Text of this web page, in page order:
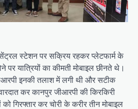
स्टेशन पर सक्रिय रहकर प्लेटफार्म के
पर यात्रियों का कीमती मोबाइल छीनते थे।
इनकी तलाश में लगी थी और सटीक
कर कानपुर जीआरपी की किरकिरी
गिरफ्तार कर चोरी के करीर तीन मोबाइल